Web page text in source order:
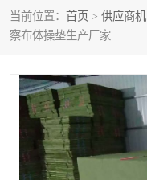
当前位置： 首页 > 供应商机
察布体操垫生产厂家
塑胶跑道